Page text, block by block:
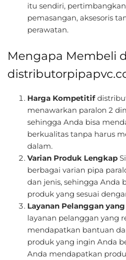
itu sendiri,
pemasangan, aksesoris
perawatan.
Mengapa Membeli
Harga Kompetitif
menawarkan paralon 2
sehingga Anda bisa
berkualitas tanpa harus
dalam.
Varian Produk Lengkap
berbagai varian pipa
dan jenis, sehingga Anda
produk yang sesuai
Layanan Pelanggan
layanan pelanggan yang
mendapatkan bantuan
produk yang ingin Anda
Anda mendapatkan